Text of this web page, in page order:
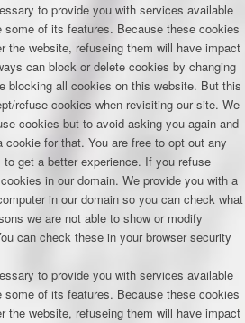
to provide you with services available
some of its features. Because these cookies
the website, refuseing them will have impact
can block or delete cookies by changing
blocking all cookies on this website. But this
refuse cookies when revisiting our site. We
cookies but to avoid asking you again and
for that. You are free to opt out any
get a better experience. If you refuse
in our domain. We provide you with a
in our domain so you can check what
we are not able to show or modify
can check these in your browser security
to provide you with services available
some of its features. Because these cookies
the website, refuseing them will have impact